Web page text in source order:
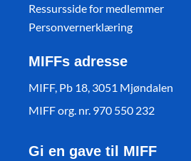
Ressursside for medlemmer
Personvernerklæring
MIFFs adresse
MIFF, Pb 18, 3051 Mjøndalen
MIFF org. nr. 970 550 232
Gi en gave til MIFF